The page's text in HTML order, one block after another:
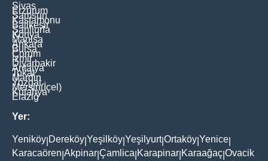
Sivas
Erzurum
Samsun
Kastamonu
Balikesir
Şanliurfa
Konya
Manisa
Ankara
Bursa
Çorum
İzmir
Diyarbakir
Antalya
Tokat
Mardin
Yozgat
Mersin(İçel)
Kütahya
Elaziğ
Yer:
Yeniköy Dereköy Yeşilköy Yeşilyurt|Ortaköy Yenice
Karacaören Akpinar Çamlica Karapinar Karaağaç Ovacik